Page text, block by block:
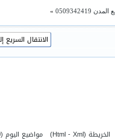
»
مواضيع اليوم(0) الخريطة ( Html-Xml
)